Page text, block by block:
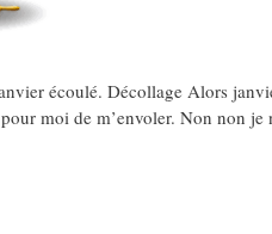
écoulé. Décollage Alors
moi de m’envoler. Non non